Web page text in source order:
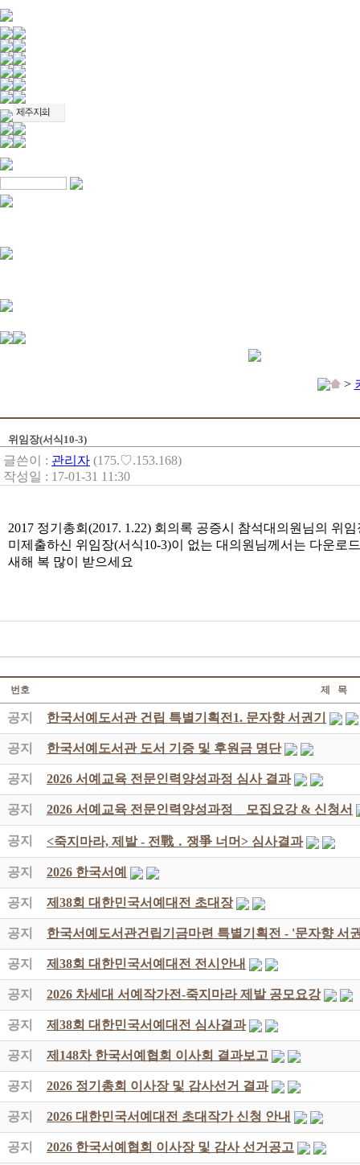
>
위임장(서식10-3)
글쓴이 : 관리자 (175.♡.153.168)
작성일 : 17-01-31 11:30
2017 정기총회(2017. 1.22) 회의록 공증시 참석대의원님의 위
미제출하신 위임장(서식10-3)이 없는 대의원님께서는 다운로
새해 복 많이 받으세요
번호 제 목
공지 한국서예도서관 건립 특별기획전1. 문자향 서권기
공지 한국서예도서관 도서 기증 및 후원금 명단
공지 2026 서예교육 전문인력양성과정 심사 결과
공지 2026 서예교육 전문인력양성과정 _ 모집요강 & 신청서
공지 <죽지마라, 제발 - 전戰 ․ 쟁爭 너머> 심사결과
공지 2026 한국서예
공지 제38회 대한민국서예대전 초대장
공지 한국서예도서관건립기금마련 특별기획전 - '문자향 서
공지 제38회 대한민국서예대전 전시안내
공지 2026 차세대 서예작가전-죽지마라 제발 공모요강
공지 제38회 대한민국서예대전 심사결과
공지 제148차 한국서예협회 이사회 결과보고
공지 2026 정기총회 이사장 및 감사선거 결과
공지 2026 대한민국서예대전 초대작가 신청 안내
공지 2026 한국서예협회 이사장 및 감사 선거공고